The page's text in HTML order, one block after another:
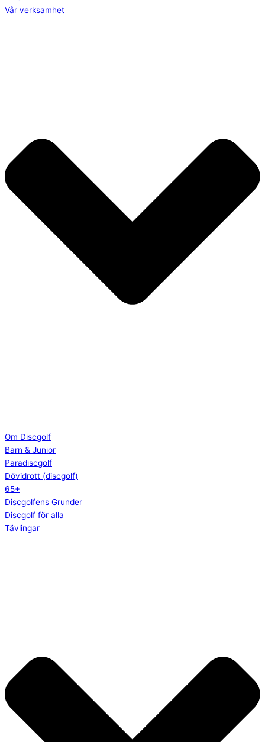
Vår verksamhet
Om Discgolf
Barn & Junior
Paradiscgolf
Dövidrott (discgolf)
65+
Discgolfens Grunder
Discgolf för alla
Tävlingar